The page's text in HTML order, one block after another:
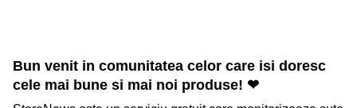
Bun venit in comunitatea celor care isi doresc
cele mai bune si mai noi produse! ❤